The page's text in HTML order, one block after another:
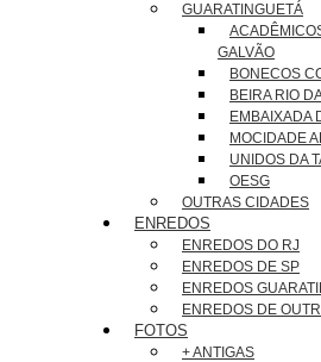
GUARATINGUETÁ
GALVÃO
BONECOS
BEIRA RIO
EMBAIXADA
MOCIDADE
UNIDOS DA
OESG
OUTRAS CIDADES
ENREDOS
ENREDOS DO RJ
ENREDOS DE SP
ENREDOS
ENREDOS DE
FOTOS
+ ANTIGAS